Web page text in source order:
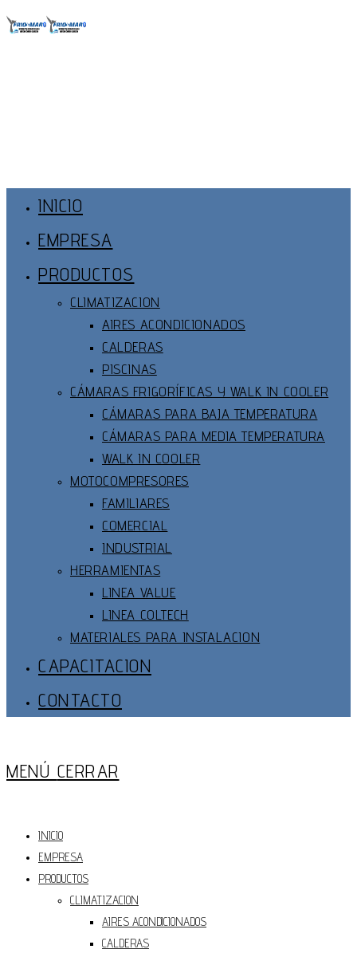
Ir
al
INICIO
EMPRESA
PRODUCTOS
CLIMATIZACION
AIRES ACONDICIONADOS
CALDERAS
PISCINAS
CÁMARAS FRIGORÍFICAS Y WALK IN COOLER
CÁMARAS PARA BAJA TEMPERATURA
CÁMARAS PARA MEDIA TEMPERATURA
WALK IN COOLER
MOTOCOMPRESORES
FAMILIARES
COMERCIAL
INDUSTRIAL
HERRAMIENTAS
LINEA VALUE
LINEA COLTECH
MATERIALES PARA INSTALACION
CAPACITACION
CONTACTO
to
Main
Menu
panel
MENÚ CERRAR
INICIO
EMPRESA
PRODUCTOS
CLIMATIZACION
AIRES ACONDICIONADOS
CALDERAS